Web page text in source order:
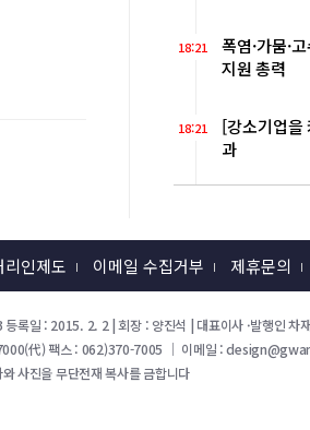
18:21
폭염·가뭄·
지원 총력
18:21
[강소기업을
과
리인제도 이메일 수집거부 제휴문의
일 : 2015. 2. 2 | 회장 : 양진석 | 대표이사 ·발행인 차
7000(代) 팩스 : 062)370-7005 ｜ 이메일 :
사진을 무단전재 복사를 금합니다